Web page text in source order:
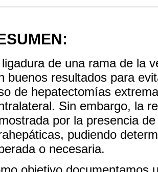
ligadura de una rama de la
buenos resultados para
de hepatectomías
Sin embargo, la
por la presencia
pudiendo
o necesaria.